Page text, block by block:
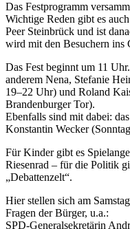
Das Festprogramm
Wichtige Reden gibt es
Peer Steinbrück und ist
wird mit den Besuchern ins
Das Fest beginnt um 11
anderem Nena, Stefanie
19–22 Uhr) und Roland
Brandenburger Tor).
Ebenfalls sind mit dabei:
Konstantin Wecker
Für Kinder gibt es
Riesenrad – für die Politik
„Debattenzelt“.
Hier stellen sich am
Fragen der Bürger, u.a.:
SPD-Generalsekretärin